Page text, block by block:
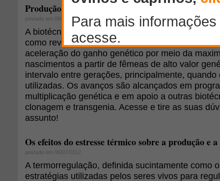
Produção de embriões em pequenos
postado em 09/09/2011
A biotécnica de produção
(PIV) de
como revolucionária desde seu
aceleração do ganho genético por meio da
nascimentos a partir de fêmeas de alto valor
intervalo entre gerações, principalmente,
utilizadas. Os avanços são alcançados em
multiplicação genética e em apoio a outras
clonagem e transgenia. Acesse e tire as suas
assunto!
Os efeitos do estresse térmico sobre a produção e
postado em 06/07/2012
A termorregulação, definida sucintamente como
estratégias utilizadas pelos seres vivos para